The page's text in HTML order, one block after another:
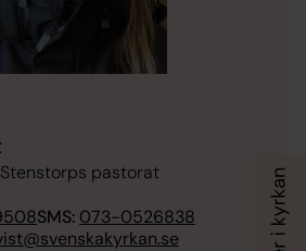
pastorat
SMS: 073-0526838